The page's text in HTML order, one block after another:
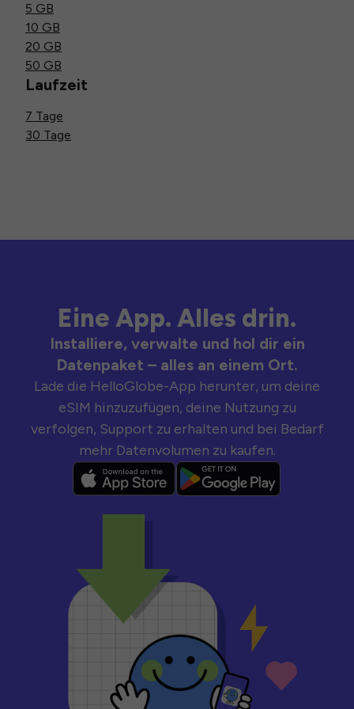
5 GB
10 GB
20 GB
50 GB
Laufzeit
7 Tage
30 Tage
Eine App. Alles drin.
Installiere, verwalte und hol dir ein
Datenpaket – alles an einem Ort.
Lade die HelloGlobe-App herunter, um deine
eSIM hinzuzufügen, deine Nutzung zu
verfolgen, Support zu erhalten und bei Bedarf
mehr Datenvolumen zu kaufen.